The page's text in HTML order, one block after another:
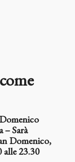
– Sarà
Domenico,
alle 23.30